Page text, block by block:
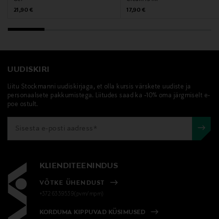
nahahooldus, NOBE Nordic Beauty
Original Price
21,90 €
Original Price
17,90 €
UUDISKIRI
Liitu Stockmanni uudiskirjaga, et olla kursis värskete uudiste ja
personaalsete pakkumistega. Liitudes saad ka -10% oma järgmiselt e-
poe ostult.
KLIENDITEENINDUS
VÕTKE ÜHENDUST
+372 6339539(pvm/mpm)
KORDUMA KIPPUVAD KÜSIMUSED